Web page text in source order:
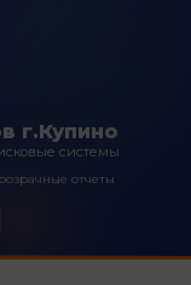
г.Купино
системы
отчеты